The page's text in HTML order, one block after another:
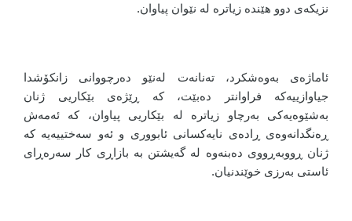
نزیکەی دوو هێندە زیاترە لە نێوان پیاوان.
ئاماژەی بەوەشکرد، تەنانەت لەنێو دەرچووانی زانکۆشدا
جیاوازییەکە فراوانتر دەبێت، کە ڕێژەی بێکاریی ژنان
بەشێوەیەکی بەرچاو زیاترە لە بێکاریی پیاوان، کە ئەمەش
ڕەنگدانەوەی ڕادەی نایەکسانی ئابووری و ئەو سەختییەیە کە
ژنان ڕووبەڕووی دەبنەوە لە گەیشتن بە بازاڕی کار سەرەڕای
ئاستی بەرزی خوێندنیان.